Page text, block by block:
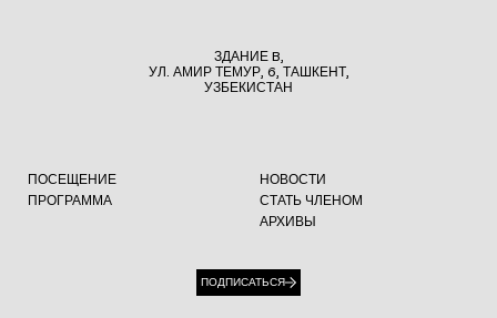
ЗДАНИЕ B,
УЛ. АМИР ТЕМУР, 6, ТАШКЕНТ,
УЗБЕКИСТАН
ПОСЕЩЕНИЕ
ПРОГРАММА
НОВОСТИ
СТАТЬ ЧЛЕНОМ
АРХИВЫ
ПОДПИСАТЬСЯ